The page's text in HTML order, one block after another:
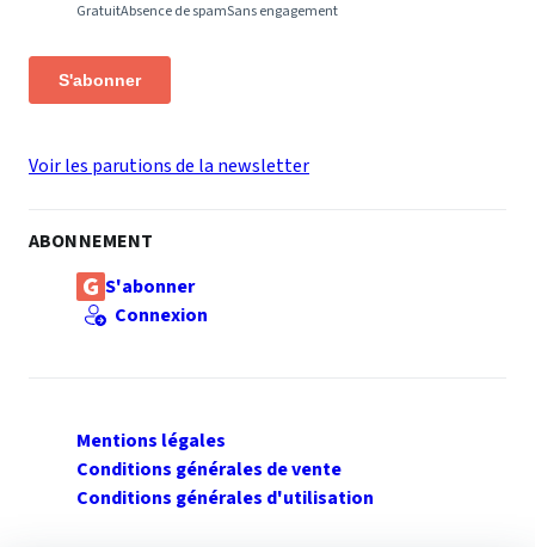
GratuitAbsence de spamSans engagement
S'abonner
Voir les parutions de la newsletter
ABONNEMENT
S'abonner
Connexion
Mentions légales
Conditions générales de vente
Conditions générales d'utilisation